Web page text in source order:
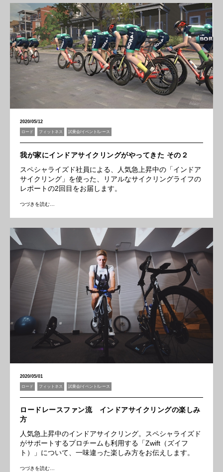
2020/05/12
ロード フィットネス 試乗会/イベント/レース
我が家にインドアサイクリングがやってきた その２
スペシャライズド社員による、人気急上昇中の「インドア
サイクリング」を使った、リアルなサイクリングライフの
レポートの2回目をお届します。
つづきを読む…
2020/05/01
ロード フィットネス 試乗会/イベント/レース
ロードレースファン流 インドアサイクリングの楽しみ
方
人気急上昇中のインドアサイクリング。スペシャライズド
がサポートするプロチームも利用する「Zwift（ズイフ
ト）」について、一味違った楽しみ方をお伝えします。
つづきを読む…